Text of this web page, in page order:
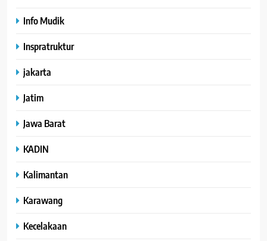
Info Mudik
Inspratruktur
jakarta
Jatim
Jawa Barat
KADIN
Kalimantan
Karawang
Kecelakaan